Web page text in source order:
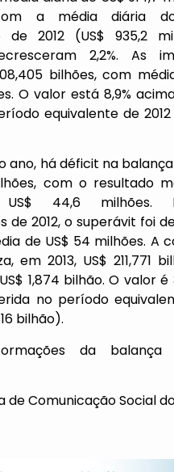
a média diária
de 2012 (US$ 935,2
2,2%. As
bilhões, com
O valor está 8,9%
equivalente de 2012
ano, há déficit na
com o resultado
44,6 milhões.
2012, o superávit foi
de US$ 54 milhões. A
em 2013, US$ 211,771
1,874 bilhão. O valor é
no período
bilhão).
da balança
de Comunicação Social